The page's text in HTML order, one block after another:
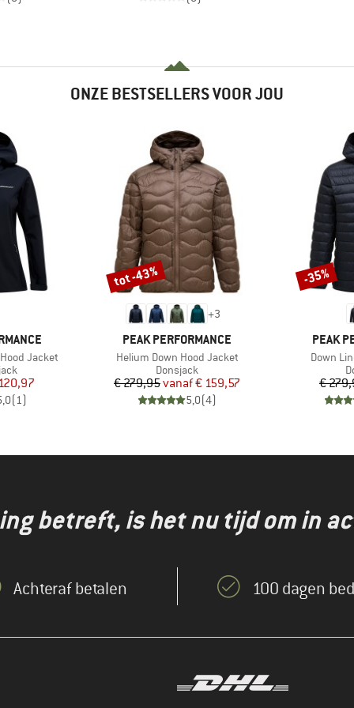
ONZE BESTSELLERS VOOR JOU
Jacket
prijs
(1)
+3
MERK
PEAK PERFORMANCE
Artikel
Helium Down Hood Jacket
Productgroep
Donsjack
Prijs
€ 279,95 Verlaagde prijs
vanaf€ 159,57
5,0(4)
Korting
tot -43%
MERK
PEAK
Artikel
Down
€
Korting
-35%
betreft, is het nu tijd om in
Achteraf betalen 100 dagen